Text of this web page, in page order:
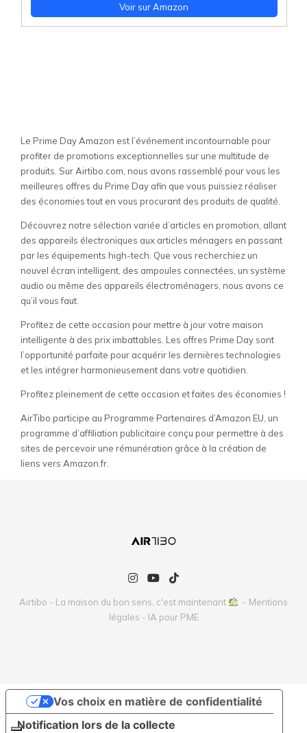
Voir sur Amazon
Le Prime Day Amazon est l’événement incontournable pour
profiter de promotions exceptionnelles sur une multitude de
produits. Sur Airtibo.com, nous avons rassemblé pour vous les
meilleures offres du Prime Day afin que vous puissiez réaliser
des économies tout en vous procurant des produits de qualité.
Découvrez notre sélection variée d’articles en promotion, allant
des appareils électroniques aux articles ménagers en passant
par les équipements high-tech. Que vous recherchiez un
nouvel écran intelligent, des ampoules connectées, un système
audio ou même des appareils électroménagers, nous avons ce
qu’il vous faut.
Profitez de cette occasion pour mettre à jour votre maison
intelligente à des prix imbattables. Les offres Prime Day sont
l’opportunité parfaite pour acquérir les dernières technologies
et les intégrer harmonieusement dans votre quotidien.
Profitez pleinement de cette occasion et faites des économies !
AirTibo participe au Programme Partenaires d’Amazon EU, un
programme d’affiliation publicitaire conçu pour permettre à des
sites de percevoir une rémunération grâce à la création de
liens vers Amazon.fr.
Airtibo - La maison du bon sens, c'est maintenant - Mentions
légales - IA pour PME
Notification lors de la collecte
Vos choix en matière de confidentialité